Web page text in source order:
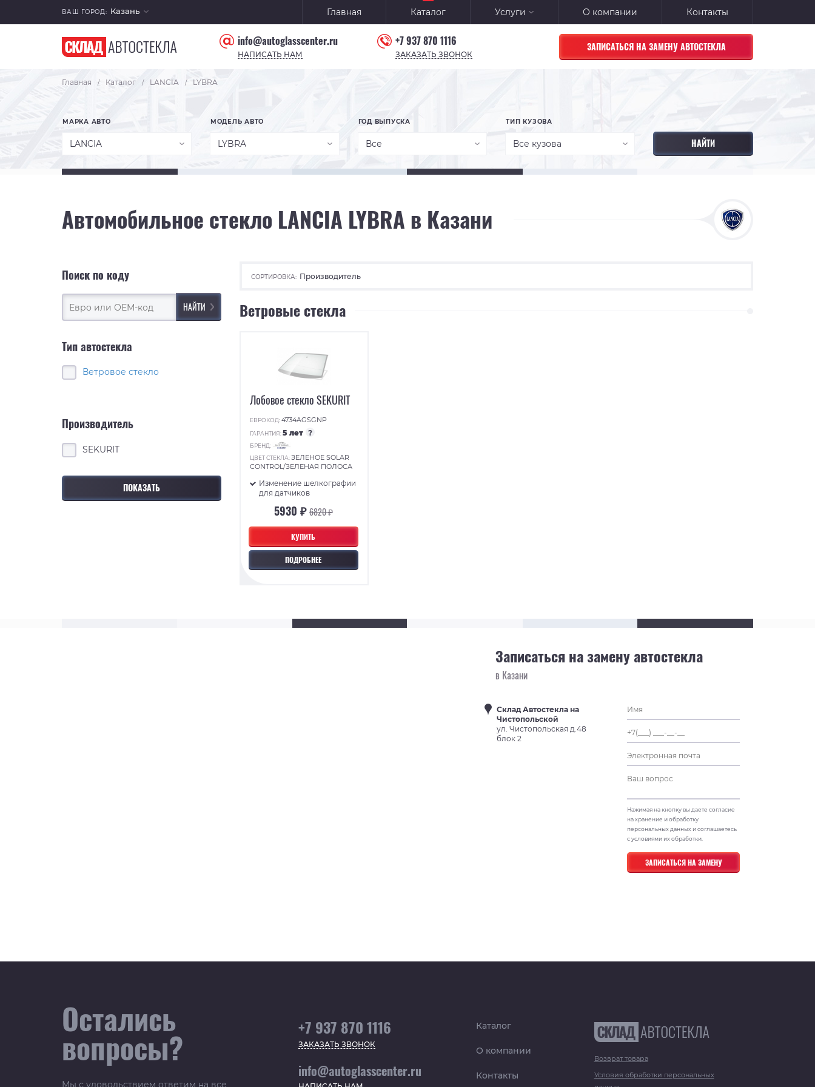
ВАШ ГОРОД: Казань Главная Каталог Услуги О компании Контакты
info@autoglasscenter.ru
НАПИСАТЬ НАМ
+7 937 870 1116
ЗАКАЗАТЬ ЗВОНОК
ЗАПИСАТЬСЯ НА ЗАМЕНУ АВТОСТЕКЛА
Главная / Каталог / LANCIA / LYBRA
МАРКА АВТО
LANCIA
МОДЕЛЬ АВТО
LYBRA
ГОД ВЫПУСКА
Все
ТИП КУЗОВА
Все кузова
Автомобильное стекло LANCIA LYBRA в Казани
Поиск по коду
Тип автостекла
Ветровое стекло
Производитель
SEKURIT
СОРТИРОВКА: Производитель
Ветровые стекла
КУПИТЬ
ПОДРОБНЕЕ
Лобовое стекло SEKURIT
ЕВРОКОД:4734AGSGNP
ГАРАНТИЯ:5 лет ?
БРЕНД:
ЦВЕТ СТЕКЛА:ЗЕЛЕНОЕ SOLAR
CONTROL/ЗЕЛЕНАЯ ПОЛОСА
Изменение шелкографии
для датчиков
5930 ₽6820 ₽
Записаться на замену автостекла
в Казани
Склад Автостекла на
Чистопольской
ул. Чистопольская д.48
блок 2
Нажимая на кнопку вы даете согласие
на хранение и обработку
персональных данных и соглашаетесь
с условиями их обработки.
Остались
вопросы?
Мы с удовольствием ответим на все
+7 937 870 1116
ЗАКАЗАТЬ ЗВОНОК
info@autoglasscenter.ru
Каталог
О компании
Контакты
Возврат товара
Условия обработки персональных